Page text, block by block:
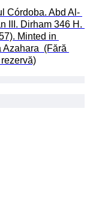
Córdoba. Abd Al-
III. Dirham 346 H.
Minted in
Azahara  (Fără